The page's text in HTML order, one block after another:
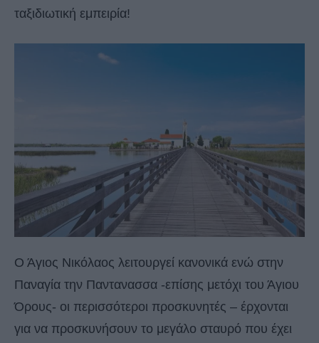
ταξιδιωτική εμπειρία!
Ο Άγιος Νικόλαος λειτουργεί κανονικά ενώ στην
Παναγία την Παντανασσα -επίσης μετόχι του Άγιου
Όρους- οι περισσότεροι προσκυνητές – έρχονται
για να προσκυνήσουν το μεγάλο σταυρό που έχει